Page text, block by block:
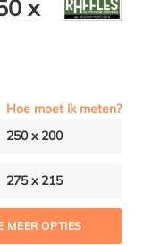
x
Hoe moet ik meten?
250 x 200
275 x 215
MEER OPTIES